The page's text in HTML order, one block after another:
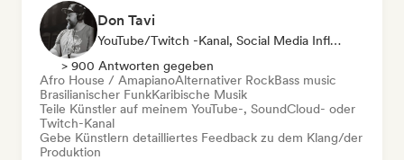
Don Tavi
YouTube/Twitch -Kanal, Social Media Influencer
> 900 Antworten gegeben
Afro House / AmapianoAlternativer RockBass music
Brasilianischer FunkKaribische Musik
Teile Künstler auf meinem YouTube-, SoundCloud- oder
Twitch-Kanal
Gebe Künstlern detailliertes Feedback zu dem Klang/der
Produktion